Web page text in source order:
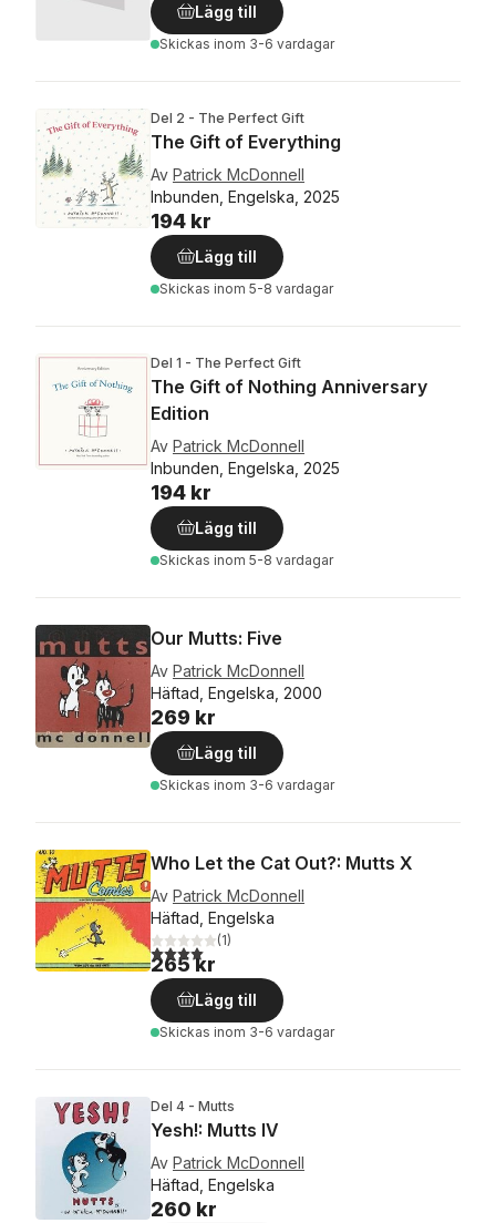
Lägg till
Skickas inom 3-6 vardagar
Del 2 - The Perfect Gift
The Gift of Everything
Av Patrick McDonnell
Inbunden, Engelska, 2025
194 kr
Lägg till
Skickas inom 5-8 vardagar
Del 1 - The Perfect Gift
The Gift of Nothing Anniversary
Edition
Av Patrick McDonnell
Inbunden, Engelska, 2025
194 kr
Lägg till
Skickas inom 5-8 vardagar
Our Mutts: Five
Av Patrick McDonnell
Häftad, Engelska, 2000
269 kr
Lägg till
Skickas inom 3-6 vardagar
Who Let the Cat Out?: Mutts X
Av Patrick McDonnell
Häftad, Engelska
4,0utav 5 stjärnor. Totalt antal röster:
(1)
265 kr
Lägg till
Skickas inom 3-6 vardagar
Del 4 - Mutts
Yesh!: Mutts IV
Av Patrick McDonnell
Häftad, Engelska
260 kr